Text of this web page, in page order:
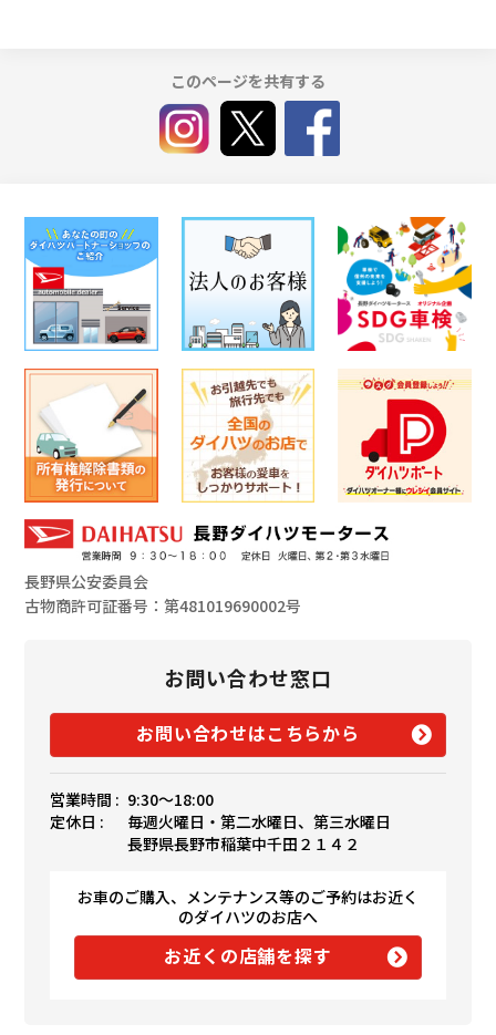
このページを共有する
長野県公安委員会
古物商許可証番号：第481019690002号
お問い合わせ窓口
お問い合わせはこちらから
営業時間 : 9:30〜18:00
定休日 :
毎週火曜日・第二水曜日、第三水曜日
長野県長野市稲葉中千田２１４２
お車のご購入、メンテナンス等のご予約はお近く
のダイハツのお店へ
お近くの店舗を探す